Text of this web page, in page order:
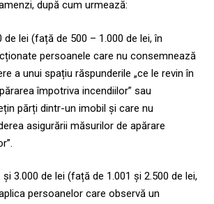
după cum urmează:
de lei (față de 500 – 1.000 de lei, în
persoanele care nu consemnează
a unui spațiu răspunderile „ce le revin în
împotriva incendiilor” sau
părți dintr-un imobil și care nu
asigurării măsurilor de apărare
3.000 de lei (față de 1.001 și 2.500 de lei,
persoanelor care observă un